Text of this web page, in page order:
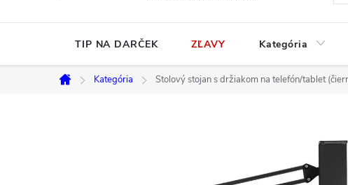
TIP NA DARČEK ZĽAVY Kategória
Domov
Kategória Stolový stojan s držiakom na telefón/tablet